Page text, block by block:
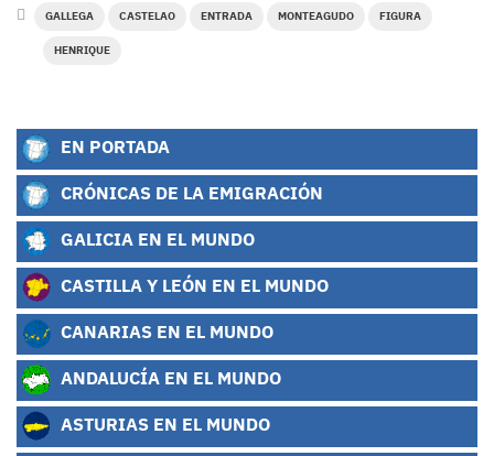
GALLEGA CASTELAO ENTRADA MONTEAGUDO FIGURA
HENRIQUE
EN PORTADA
CRÓNICAS DE LA EMIGRACIÓN
GALICIA EN EL MUNDO
CASTILLA Y LEÓN EN EL MUNDO
CANARIAS EN EL MUNDO
ANDALUCÍA EN EL MUNDO
ASTURIAS EN EL MUNDO